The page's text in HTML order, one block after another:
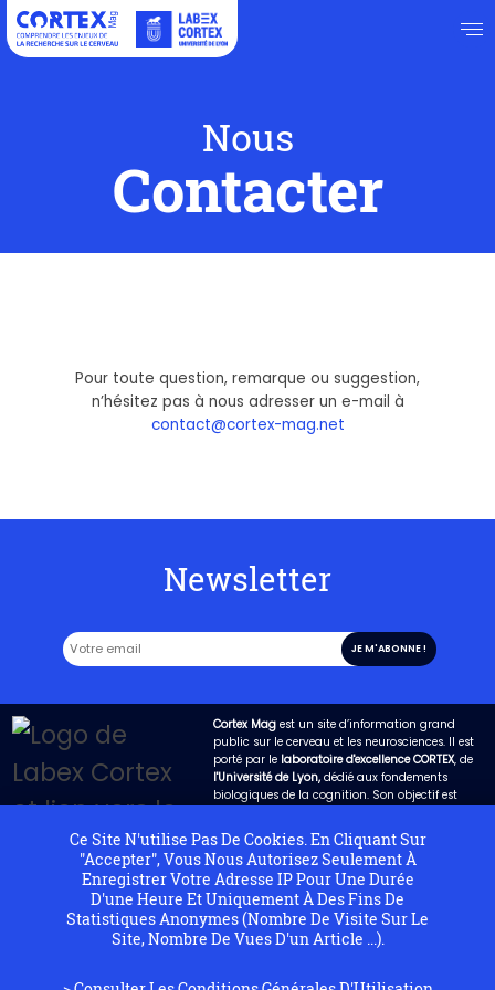
Nous
Contacter
Ce Site N'utilise Pas De Cookies. En Cliquant Sur
"Accepter", Vous Nous Autorisez Seulement À
Enregistrer Votre Adresse IP Pour Une Durée
D'une Heure Et Uniquement À Des Fins De
Statistiques Anonymes (nombre De Visite Sur Le
Site, Nombre De Vues D'un Article ...).
Pour toute question, remarque ou suggestion,
n’hésitez pas à nous adresser un e-mail à
contact@cortex-mag.net
Newsletter
Cortex Magest un site d’information grand
public sur le cerveau et les neurosciences. Il est
porté par le laboratoire d'excellence CORTEX, de
l'Université de Lyon,dédié aux fondements
biologiques de la cognition. Son objectif est
les avancées de la science dans ce domaine et
de permettre qu’un dialogue fructueux s’engage
entre les chercheurs et la société.
Projet éditorial Labex Cortex Contact
Plan du site
Charte d’utilisation
Mentions légales